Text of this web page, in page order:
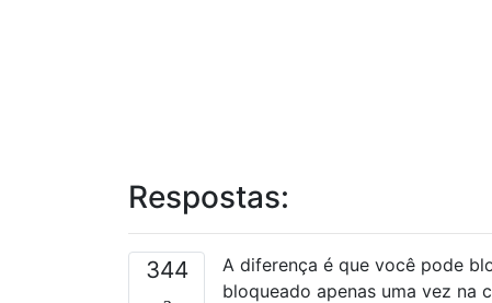
Respostas:
344 A diferença é que você pode
bloqueado apenas uma vez na